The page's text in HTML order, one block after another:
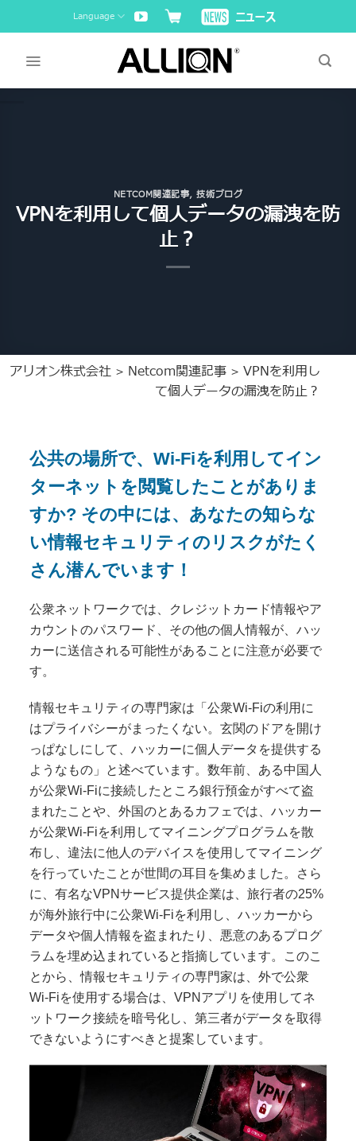
to
Language
NETCOM関連記事,技術ブログ
VPNを利用して個人データの漏洩を防
止？
アリオン株式会社 > Netcom関連記事 >VPNを利用し
て個人データの漏洩を防止？
公共の場所で、Wi-Fiを利用してイン
ターネットを閲覧したことがありま
すか? その中には、あなたの知らな
い情報セキュリティのリスクがたく
さん潜んでいます！
公衆ネットワークでは、クレジットカード情報やア
カウントのパスワード、その他の個人情報が、ハッ
カーに送信される可能性があることに注意が必要で
す。
情報セキュリティの専門家は「公衆Wi-Fiの利用に
はプライバシーがまったくない。玄関のドアを開け
っぱなしにして、ハッカーに個人データを提供する
ようなもの」と述べています。数年前、ある中国人
が公衆Wi-Fiに接続したところ銀行預金がすべて盗
まれたことや、外国のとあるカフェでは、ハッカー
が公衆Wi-Fiを利用してマイニングプログラムを散
布し、違法に他人のデバイスを使用してマイニング
を行っていたことが世間の耳目を集めました。さら
に、有名なVPNサービス提供企業は、旅行者の25%
が海外旅行中に公衆Wi-Fiを利用し、ハッカーから
データや個人情報を盗まれたり、悪意のあるプログ
ラムを埋め込まれていると指摘しています。このこ
とから、情報セキュリティの専門家は、外で公衆
Wi-Fiを使用する場合は、VPNアプリを使用してネ
ットワーク接続を暗号化し、第三者がデータを取得
できないようにすべきと提案しています。